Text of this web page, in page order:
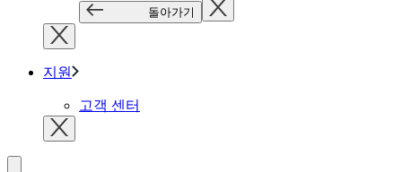
돌아가기
지원
고객 센터